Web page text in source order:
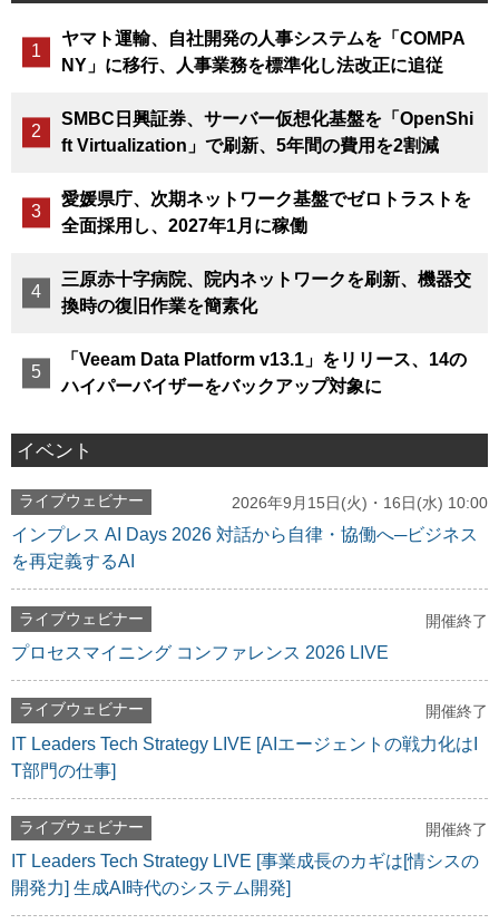
ヤマト運輸、自社開発の人事システムを「COMPA
NY」に移行、人事業務を標準化し法改正に追従
SMBC日興証券、サーバー仮想化基盤を「OpenShi
ft Virtualization」で刷新、5年間の費用を2割減
愛媛県庁、次期ネットワーク基盤でゼロトラストを
全面採用し、2027年1月に稼働
三原赤十字病院、院内ネットワークを刷新、機器交
換時の復旧作業を簡素化
「Veeam Data Platform v13.1」をリリース、14の
ハイパーバイザーをバックアップ対象に
イベント
ライブウェビナー 2026年9月15日(火)・16日(水) 10:00
インプレス AI Days 2026 対話から自律・協働へ─ビジネス
を再定義するAI
ライブウェビナー 開催終了
プロセスマイニング コンファレンス 2026 LIVE
ライブウェビナー 開催終了
IT Leaders Tech Strategy LIVE [AIエージェントの戦力化はI
T部門の仕事]
ライブウェビナー 開催終了
IT Leaders Tech Strategy LIVE [事業成長のカギは[情シスの
開発力] 生成AI時代のシステム開発]